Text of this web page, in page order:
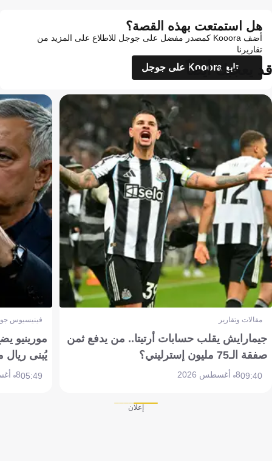
هل استمتعت بهذه القصة؟
أضف Kooora كمصدر مفضل على جوجل للاطلاع على المزيد من
تقاريرنا
تابع Kooora على جوجل
قد يعجبك أيضاً
مقالات وتقارير
جيمارايش يقلب حسابات أرتيتا.. من يدفع ثمن
صفقة الـ75 مليون إسترليني؟
09:408 أغسطس 2026
فينيسيوس
مورينيو
يُبنى ريال
05:498 أغسطس 2026
إعلان